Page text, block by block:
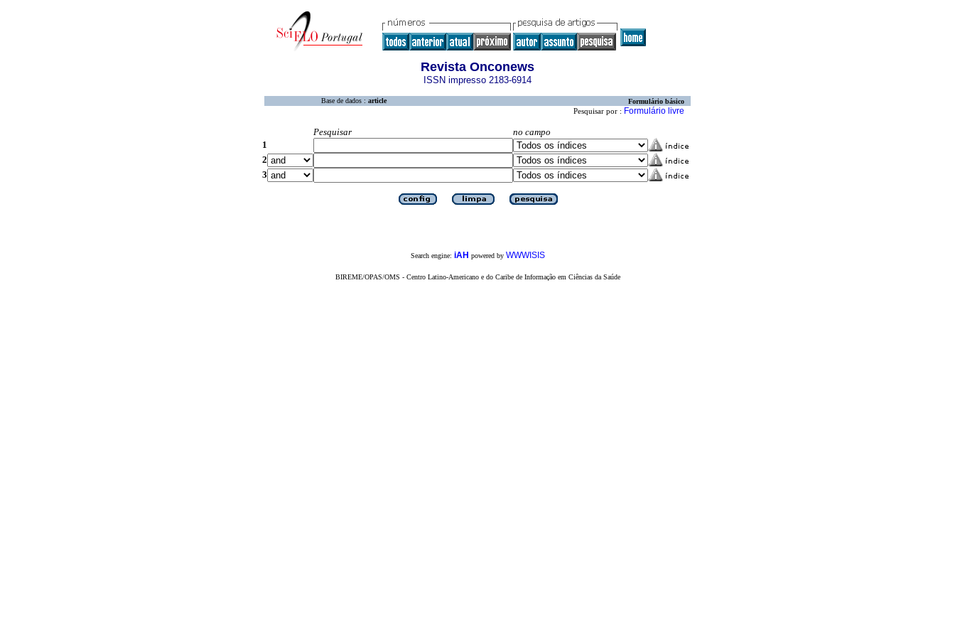
Revista Onconews
ISSN impresso 2183-6914
Base de dados : article Formulário básico
Pesquisar por : Formulário livre
Pesquisar
no campo
1
2
3
Search engine: iAH powered by WWWISIS
BIREME/OPAS/OMS - Centro Latino-Americano e do Caribe de Informação em Ciências da Saúde